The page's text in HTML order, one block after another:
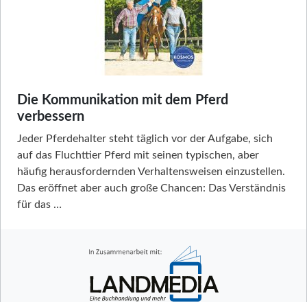
Die Kommunikation mit dem Pferd
verbessern
Jeder Pferdehalter steht täglich vor der Aufgabe, sich
auf das Fluchttier Pferd mit seinen typischen, aber
häufig herausfordernden Verhaltensweisen einzustellen.
Das eröffnet aber auch große Chancen: Das Verständnis
für das …